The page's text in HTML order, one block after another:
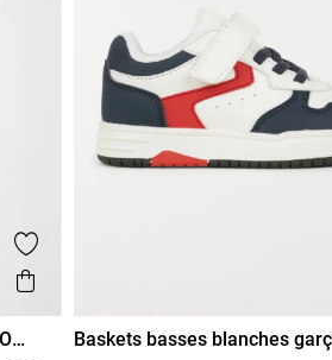
Ajouter aux favoris
Aperçu rapide
Baskets basses blanches